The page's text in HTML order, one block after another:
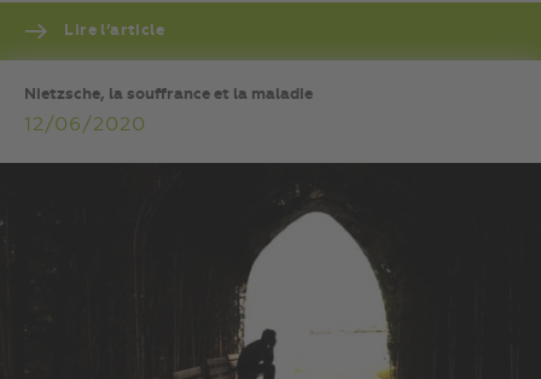
Lire l’article
Nietzsche, la souffrance et la maladie
12/06/2020